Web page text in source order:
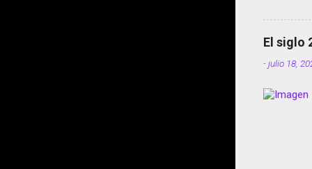
El siglo
-julio 18,